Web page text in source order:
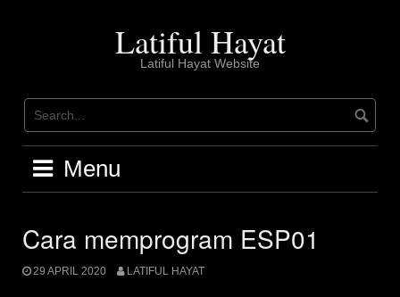
Latiful Hayat
Latiful Hayat Website
Menu
Cara memprogram ESP01
29 APRIL 2020 LATIFUL HAYAT